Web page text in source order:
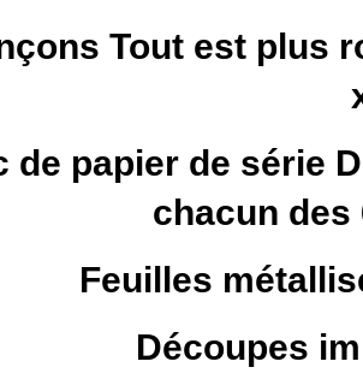
Tout est plus
de papier de série
chacun
Feuilles
Découpes